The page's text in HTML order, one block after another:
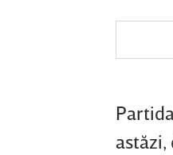
astăzi,
FC Botoşani